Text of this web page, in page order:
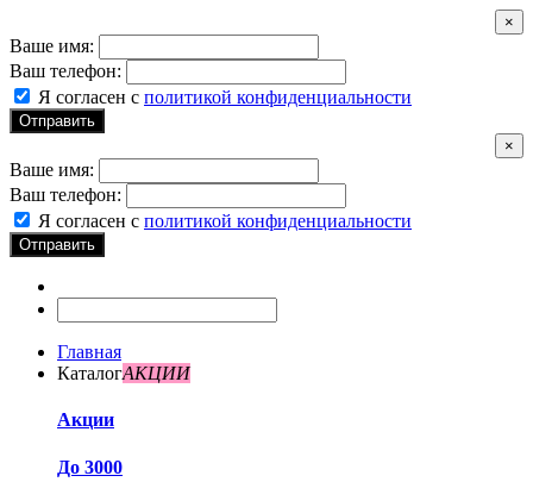
×
Ваше имя:
Ваш телефон:
Я согласен с политикой конфиденциальности
Отправить
×
Ваше имя:
Ваш телефон:
Я согласен с политикой конфиденциальности
Отправить
Главная
КаталогАКЦИИ
Акции
До 3000